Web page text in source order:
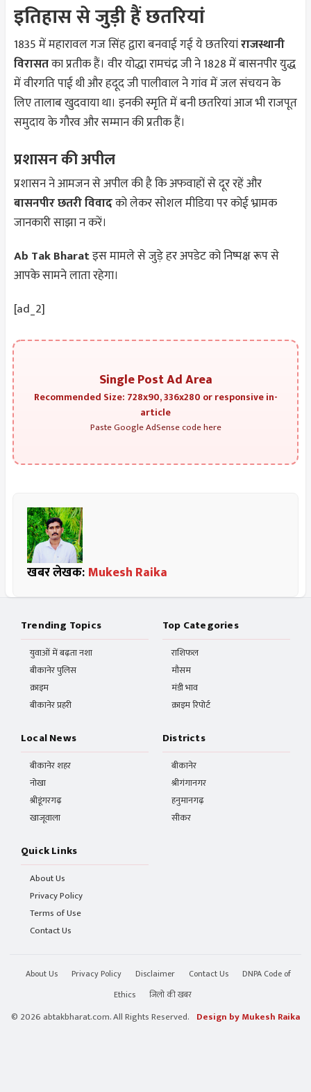
इतिहास से जुड़ी हैं छतरियां
1835 में महारावल गज सिंह द्वारा बनवाई गई ये छतरियांराजस्थानी
विरासतका प्रतीक हैं। वीर योद्धा रामचंद्र जी ने 1828 में बासनपीर युद्ध
में वीरगति पाई थी और हदूद जी पालीवाल ने गांव में जल संचयन के
लिए तालाब खुदवाया था। इनकी स्मृति में बनी छतरियां आज भी राजपूत
समुदाय के गौरव और सम्मान की प्रतीक हैं।
प्रशासन की अपील
प्रशासन ने आमजन से अपील की है कि अफवाहों से दूर रहें और
बासनपीर छतरी विवादको लेकर सोशल मीडिया पर कोई भ्रामक
जानकारी साझा न करें।
Ab Tak Bharatइस मामले से जुड़े हर अपडेट को निष्पक्ष रूप से
आपके सामने लाता रहेगा।
[ad_2]
Single Post Ad Area
Recommended Size: 728x90, 336x280 or responsive in-
article
Paste Google AdSense code here
खबर लेखक: Mukesh Raika
Trending Topics
युवाओं में बढ़ता नशा
बीकानेर पुलिस
क्राइम
बीकानेर प्रहरी
Top Categories
राशिफल
मौसम
मंडी भाव
क्राइम रिपोर्ट
Local News
बीकानेर शहर
नोखा
श्रीडूंगरगढ़
खाजूवाला
Districts
बीकानेर
श्रीगंगानगर
हनुमानगढ़
सीकर
Quick Links
About Us
Privacy Policy
Terms of Use
Contact Us
About Us Privacy Policy Disclaimer Contact Us
DNPA Code of
Ethics
जिलो की खबर
© 2026 abtakbharat.com. All Rights Reserved. Design by Mukesh Raika